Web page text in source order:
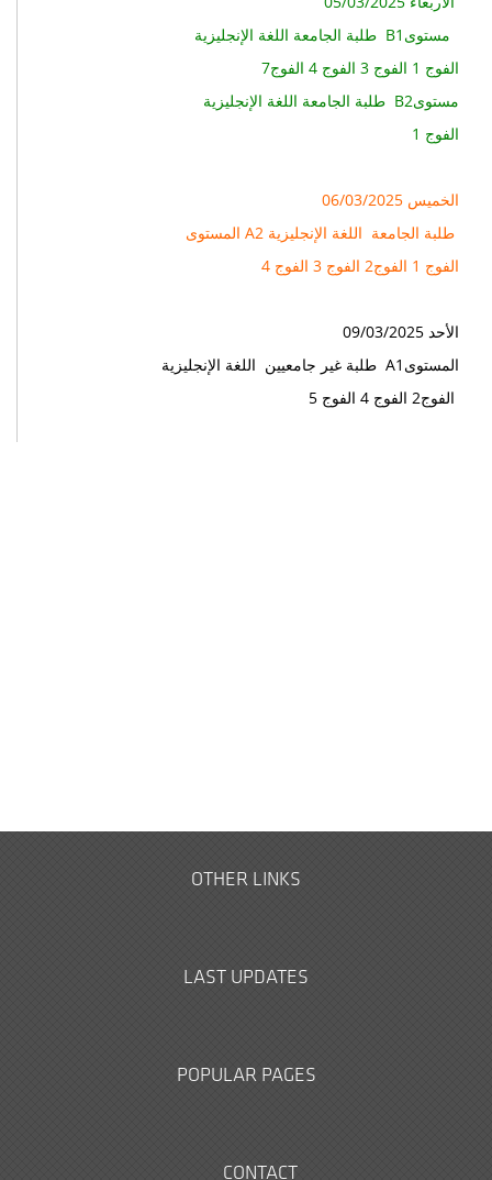
7الفوج 1 الفوج 3 الفوج 4 الفوج
طلبة الجامعة اللغة الإنجليزية B2مستوى
الفوج 1
الخميس 06/03/2025
الفوج 1 الفوج2 الفوج 3 الفوج 4
الأحد 09/03/2025
طلبة غير جامعيين اللغة الإنجليزية A1المستوى
الفوج2 الفوج 4 الفوج 5
OTHER LINKS
LAST UPDATES
POPULAR PAGES
CONTACT